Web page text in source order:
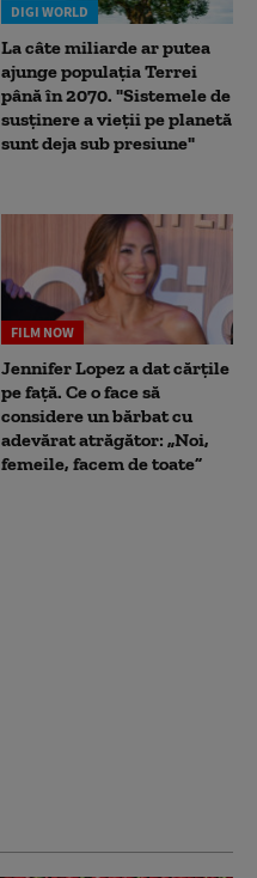
DIGI WORLD
La câte miliarde ar putea
ajunge populația Terrei
până în 2070. "Sistemele de
susținere a vieții pe planetă
sunt deja sub presiune"
FILM NOW
Jennifer Lopez a dat cărțile
pe față. Ce o face să
considere un bărbat cu
adevărat atrăgător: „Noi,
femeile, facem de toate”